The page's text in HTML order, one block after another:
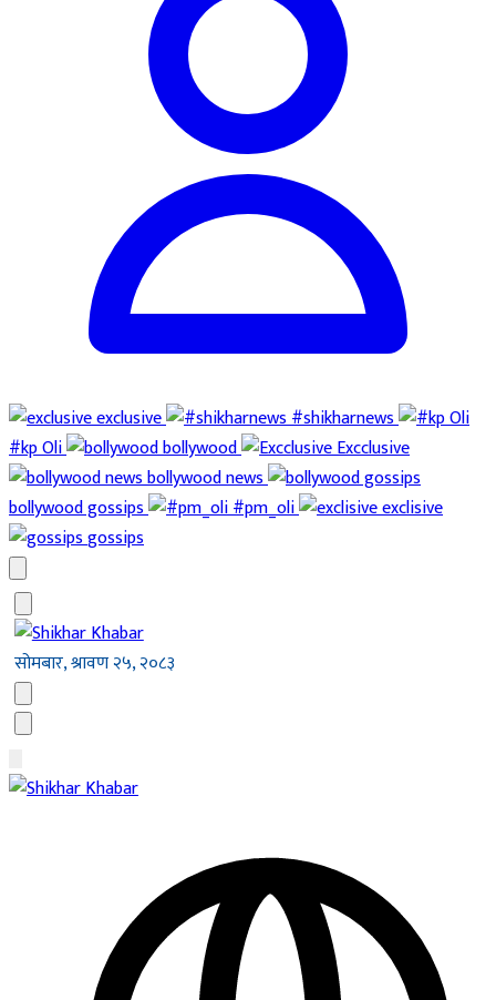
exclusive
#shikharnews
#kp Oli
bollywood
Excclusive
bollywood news
bollywood gossips
#pm_oli
exclisive
gossips
सोमबार, श्रावण २५, २०८३